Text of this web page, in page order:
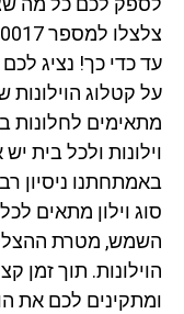
עד כדי כך! נציג
על קטלוג הוילונות
מתאימים לחלונות
וילונות ולכל בית
באמתחתנו ניסיון
סוג וילון מתאים
השמש, מטרת
הוילונות. תוך זמן
ומתקינים לכם את